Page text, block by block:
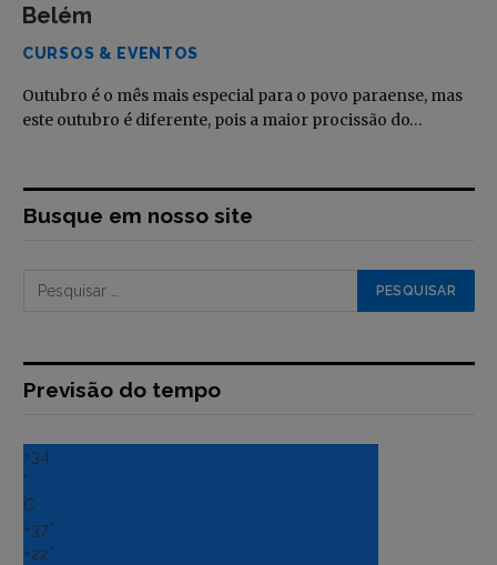
Belém
CURSOS & EVENTOS
Outubro é o mês mais especial para o povo paraense, mas
este outubro é diferente, pois a maior procissão do…
Busque em nosso site
Previsão do tempo
+34
°
C
+37°
+22°